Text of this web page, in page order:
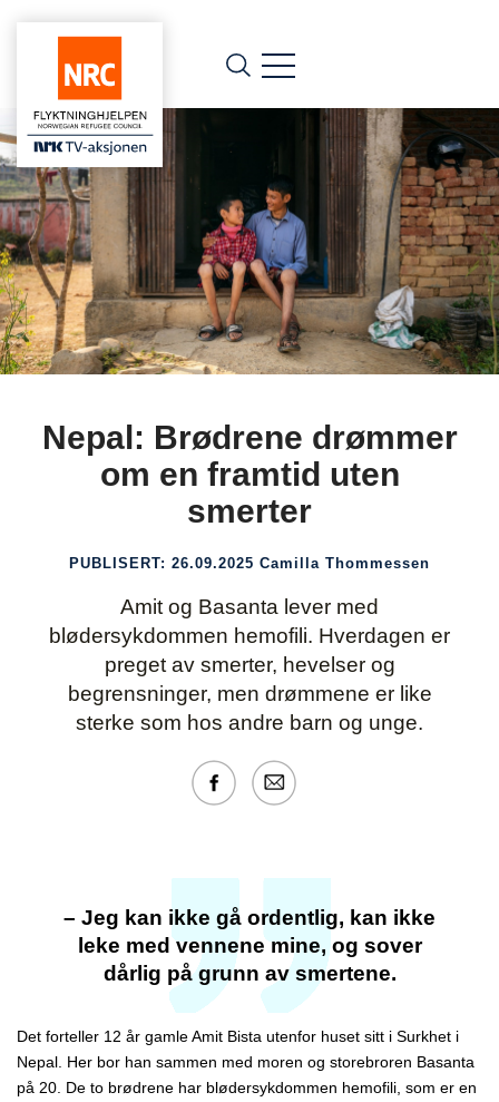
Nepal: Brødrene drømmer
om en framtid uten
smerter
PUBLISERT: 26.09.2025 Camilla Thommessen
Amit og Basanta lever med
blødersykdommen hemofili. Hverdagen er
preget av smerter, hevelser og
begrensninger, men drømmene er like
sterke som hos andre barn og unge.
– Jeg kan ikke gå ordentlig, kan ikke
leke med vennene mine, og sover
dårlig på grunn av smertene.
Det forteller 12 år gamle Amit Bista utenfor huset sitt i Surkhet i
Nepal. Her bor han sammen med moren og storebroren Basanta
på 20. De to brødrene har blødersykdommen hemofili, som er en